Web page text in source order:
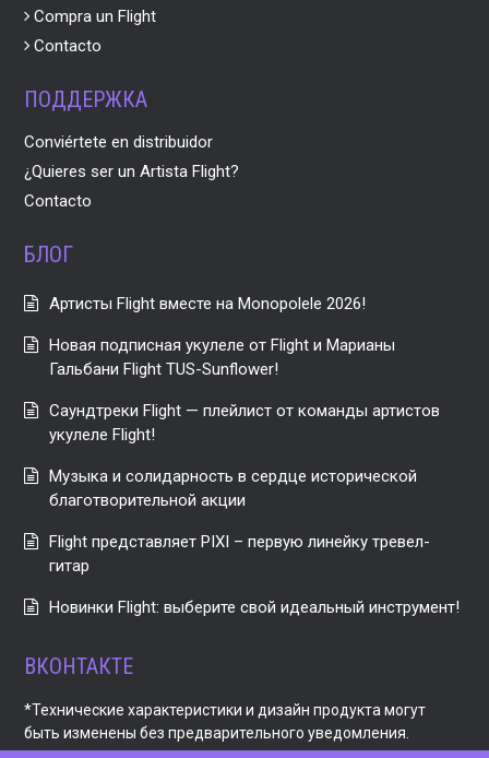
Compra un Flight
Contacto
ПОДДЕРЖКА
Conviértete en distribuidor
¿Quieres ser un Artista Flight?
Contacto
БЛОГ
Артисты Flight вместе на Monopolele 2026!
Новая подписная укулеле от Flight и Марианы
Гальбани Flight TUS-Sunflower!
Саундтреки Flight — плейлист от команды артистов
укулеле Flight!
Музыка и солидарность в сердце исторической
благотворительной акции
Flight представляет PIXI – первую линейку тревел-
гитар
Новинки Flight: выберите свой идеальный инструмент!
ВКОНТАКТЕ
*Технические характеристики и дизайн продукта могут
быть изменены без предварительного уведомления.